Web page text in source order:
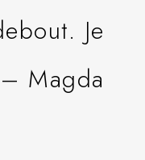
Je
Magda